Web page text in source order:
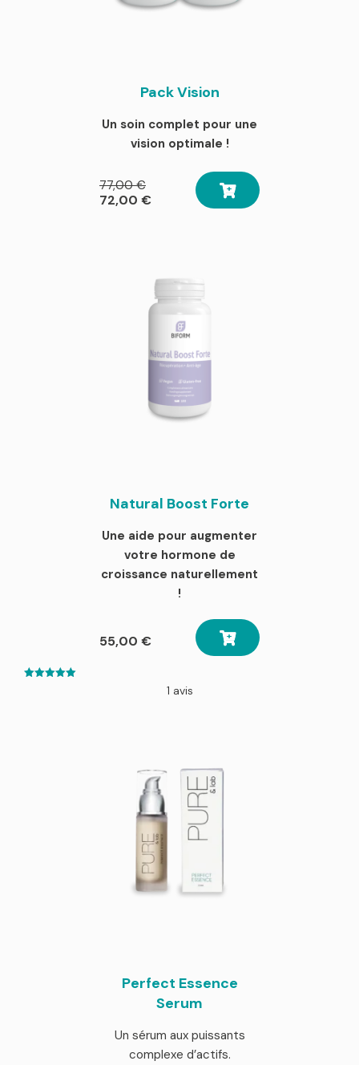
Pack Vision
Un soin complet pour une
vision optimale !
77,00€Le
prix
72,00 €
Natural Boost Forte
Une aide pour augmenter
votre hormone de
croissance naturellement
!
55,00 €
1 avis
Perfect Essence
Serum
Un sérum aux puissants
complexe d’actifs.